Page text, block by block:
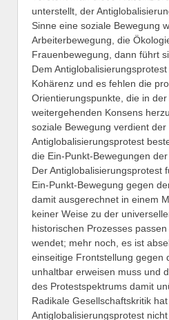
unterstellt, der
Sinne eine soziale Bewegung
Arbeiterbewegung, die
Frauenbewegung, dann führt
Dem
Kohärenz und es fehlen die
Orientierungspunkte, die in
weitergehenden Konsens
soziale Bewegung verdient der
Antiglobalisierungsprotest
die Ein-Punkt-Bewegungen
Der Antiglobalisierungsprotest
Ein-Punkt-Bewegung gegen
damit ausgerechnet in einem
keiner Weise zu der
historischen Prozesses
wendet; mehr noch, es ist
einseitige Frontstellung gegen
unhaltbar erweisen muss und
des Protestspektrums damit
Radikale Gesellschaftskritik
Antiglobalisierungsprotest